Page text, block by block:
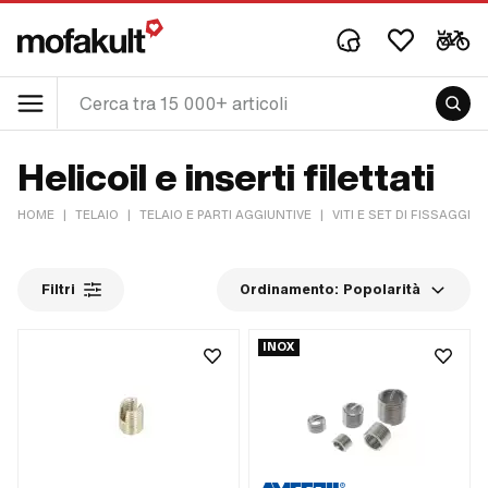
Helicoil e inserti filettati
HOME | TELAIO | TELAIO E PARTI AGGIUNTIVE | VITI E SET DI FISSAGGIO
Filtri Ordinamento: Popolarità
INOX